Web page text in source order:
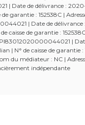
| Date de délivrance :
de garantie : 152538C |
| Date de délivrance
caisse de garantie :
|
| N° de caisse de
du médiateur : NC |
indépendante